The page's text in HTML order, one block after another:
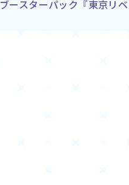
ブースターパック『東京リ